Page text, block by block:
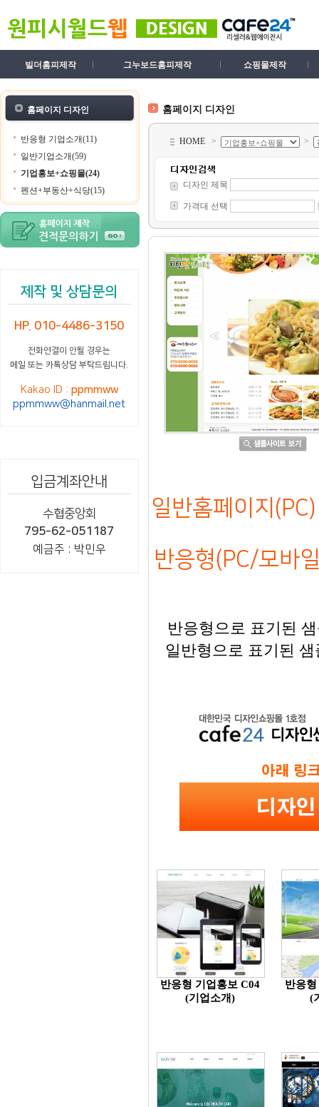
빌더홈피제작 그누보드홈피제작 쇼핑몰제작
홈페이지 디자인
반응형 기업소개(11)
일반기업소개(59)
기업홍보+쇼핑몰(24)
펜션+부동산+식당(15)
제작 및 상담문의
HP. 010-4486-3150
전화연결이 안될 경우는
메일 또는 카톡상담 부탁드립니다.
Kakao ID : ppmmww
ppmmww@hanmail.net
입금계좌안내
수협중앙회
795-62-051187
예금주 : 박민우
홈페이지 디자인
HOME > >
디자인 제목
가격대 선택
일반홈페이지
반응형(PC/모바
반응형으로 표기된
일반형으로 표기된
반응형 기업홍보 C04
(기업소개)
반응
(